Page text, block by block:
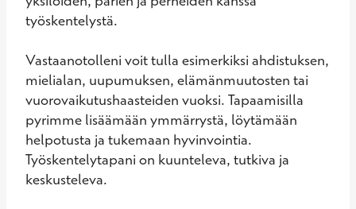
työskentelystä.
Vastaanotolleni voit tulla esimerkiksi ahdistuksen,
mielialan, uupumuksen, elämänmuutosten tai
vuorovaikutushaasteiden vuoksi. Tapaamisilla
pyrimme lisäämään ymmärrystä, löytämään
helpotusta ja tukemaan hyvinvointia.
Työskentelytapani on kuunteleva, tutkiva ja
keskusteleva.